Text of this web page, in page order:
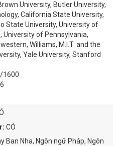
University, Butler University,
California State University,
State University, University of
University of Pennsylvania,
Williams, M.I.T. and the
Yale University, Stanford
1600
CÓ
Ban Nha, Ngôn ngữ Pháp, Ngôn